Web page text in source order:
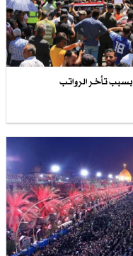
تأخر الرواتب